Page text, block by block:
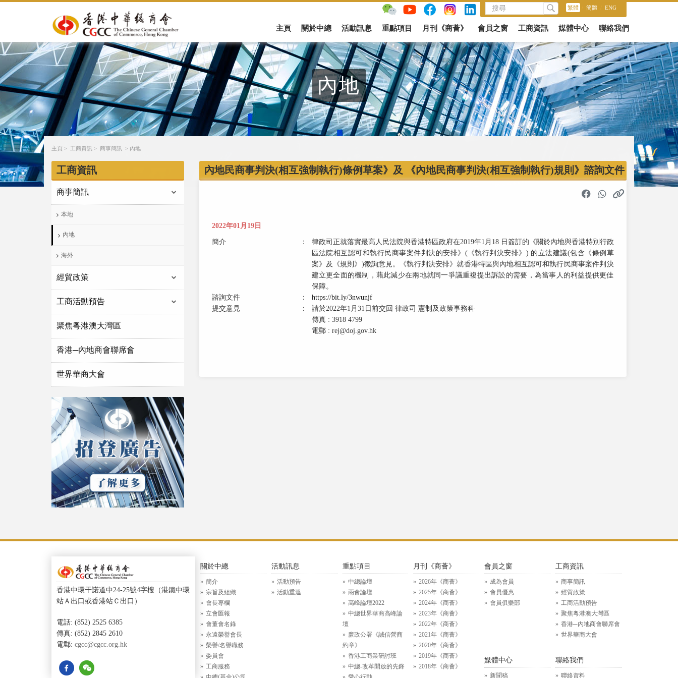
繁體 簡體 ENG
主頁 關於中總 活動訊息 重點項目 月刊《商薈》 會員之窗 工商資訊 媒體中心 聯絡我們
內地
主頁 > 工商資訊 > 商事簡訊 > 內地
工商資訊
商事簡訊
本地
內地
海外
經貿政策
工商活動預告
聚焦粵港澳大灣區
香港─內地商會聯席會
世界華商大會
內地民商事判決(相互強制執行)條例草案》及 《內地民商事判決(相互強制執行)規則》諮詢文件
2022年01月19日
簡介 ：
律政司正就落實最高人民法院與香港特區政府在2019年1月18 日簽訂的《關於內地與香港特別行政
區法院相互認可和執行民商事案件判決的安排》(《執行判決安排》) 的立法建議(包含《條例草
案》及《規則》)徵詢意見。《執行判決安排》就香港特區與內地相互認可和執行民商事案件判決
建立更全面的機制，藉此減少在兩地就同一爭議重複提出訴訟的需要，為當事人的利益提供更佳
保障。
諮詢文件
：
https://bit.ly/3nwunjf
提交意見
：
請於2022年1月31日前交回 律政司 憲制及政策事務科
傳真 : 3918 4799
電郵 : rej@doj.gov.hk
香港中環干諾道中24-25號4字樓（港鐵中環
站Ａ出口或香港站Ｃ出口）
電話: (852) 2525 6385
傳真: (852) 2845 2610
電郵: cgcc@cgcc.org.hk
關於中總
簡介
宗旨及組織
會長專欄
立會匯報
會董會名錄
永遠榮譽會長
榮譽/名譽職務
委員會
工商服務
活動訊息
活動預告
活動重溫
重點項目
中總論壇
兩會論壇
高峰論壇2022
中總世界華商高峰論
壇
廉政公署《誠信營商
約章》
香港工商業研討班
中總-改革開放的先鋒
月刊《商薈》
2026年《商薈》
2025年《商薈》
2024年《商薈》
2023年《商薈》
2022年《商薈》
2021年《商薈》
2020年《商薈》
2019年《商薈》
2018年《商薈》
會員之窗
成為會員
會員優惠
會員俱樂部
工商資訊
商事簡訊
經貿政策
工商活動預告
聚焦粵港澳大灣區
香港─內地商會聯席會
世界華商大會
媒體中心
新聞稿
聯絡我們
聯絡資料